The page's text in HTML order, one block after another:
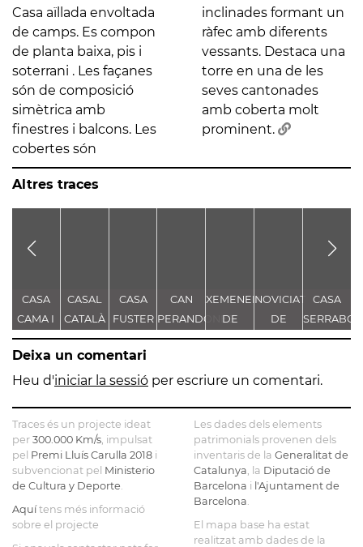
Casa aïllada envoltada
de camps. Es compon
de planta baixa, pis i
soterrani . Les façanes
són de composició
simètrica amb
finestres i balcons. Les
cobertes són
inclinades formant un
ràfec amb diferents
vessants. Destaca una
torre en una de les
seves cantonades
amb coberta molt
prominent.
Altres traces
CASA
CAMA I
ESCURRA
CASAL
CATALÀ
CASA
FUSTER
CAN
PERANDONES
- CASA
FARJAS
XEMENEIA
DE
L'ANTIGA
C.E.L.O.
NOVICIAT
DE
NOSTRA
DE LA
CASA
SERRABOU
Deixa un comentari
Heu d'iniciar la sessió per escriure un comentari.
Traces és un projecte ideat
per 300.000 Km/s , impulsat
pel Premi Lluís Carulla 2018 i
subvencionat pel Ministerio
de Cultura y Deporte
Aquítens més informació
sobre el projecte
Les dades dels elements
patrimonials provenen dels
inventaris de la Generalitat de
Catalunya , la Diputació de
Barcelona i l'Ajuntament de
Barcelona
El mapa base ha estat
realitzat amb dades de la